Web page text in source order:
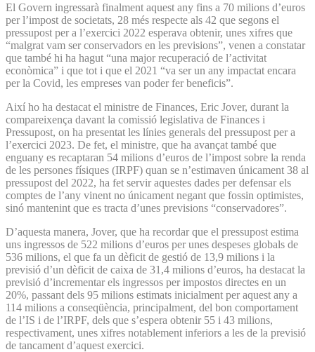
El Govern ingressarà finalment aquest any fins a 70 milions d’euros
per l’impost de societats, 28 més respecte als 42 que segons el
pressupost per a l’exercici 2022 esperava obtenir, unes xifres que
“malgrat vam ser conservadors en les previsions”, venen a constatar
que també hi ha hagut “una major recuperació de l’activitat
econòmica” i que tot i que el 2021 “va ser un any impactat encara
per la Covid, les empreses van poder fer beneficis”.
Així ho ha destacat el ministre de Finances, Eric Jover, durant la
compareixença davant la comissió legislativa de Finances i
Pressupost, on ha presentat les línies generals del pressupost per a
l’exercici 2023. De fet, el ministre, que ha avançat també que
enguany es recaptaran 54 milions d’euros de l’impost sobre la renda
de les persones físiques (IRPF) quan se n’estimaven únicament 38 al
pressupost del 2022, ha fet servir aquestes dades per defensar els
comptes de l’any vinent no únicament negant que fossin optimistes,
sinó mantenint que es tracta d’unes previsions “conservadores”.
D’aquesta manera, Jover, que ha recordar que el pressupost estima
uns ingressos de 522 milions d’euros per unes despeses globals de
536 milions, el que fa un dèficit de gestió de 13,9 milions i la
previsió d’un dèficit de caixa de 31,4 milions d’euros, ha destacat la
previsió d’incrementar els ingressos per impostos directes en un
20%, passant dels 95 milions estimats inicialment per aquest any a
114 milions a conseqüència, principalment, del bon comportament
de l’IS i de l’IRPF, dels que s’espera obtenir 55 i 43 milions,
respectivament, unes xifres notablement inferiors a les de la previsió
de tancament d’aquest exercici.